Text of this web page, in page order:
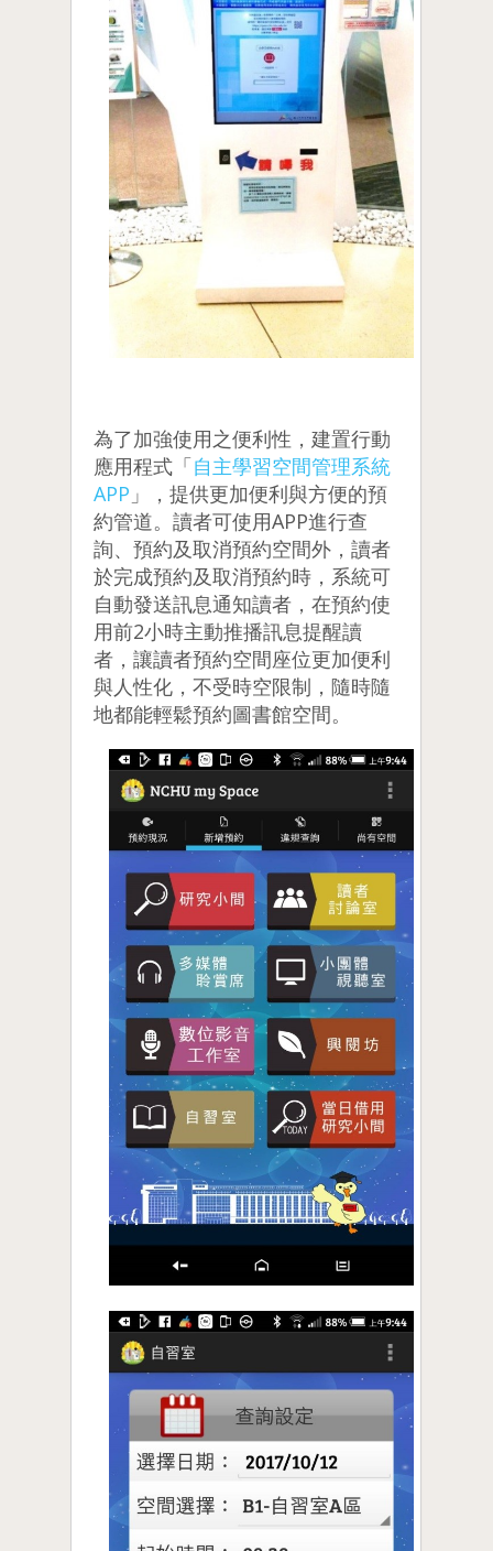
為了加強使用之便利性，建置行動
應用程式「自主學習空間管理系統
APP 」，提供更加便利與方便的預
約管道。讀者可使用APP進行查
詢、預約及取消預約空間外，讀者
於完成預約及取消預約時，系統可
自動發送訊息通知讀者，在預約使
用前2小時主動推播訊息提醒讀
者，讓讀者預約空間座位更加便利
與人性化，不受時空限制，隨時隨
地都能輕鬆預約圖書館空間。